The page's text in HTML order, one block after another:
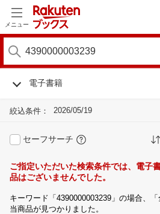
メニュー
電子書籍
絞込条件： 2026/05/19
セーフサーチ
ご指定いただいた検索条件では、電
品はございませんでした。
キーワード「4390000003239」の場合、
当商品が見つかりました。